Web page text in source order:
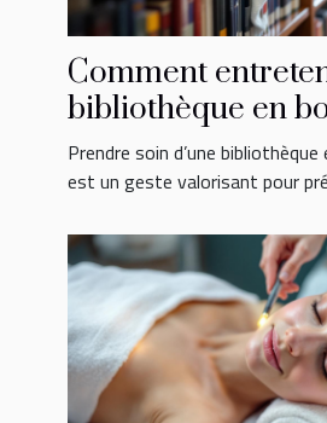
Comment
bibliothèque en
pour une
maximale ?
Prendre soin d’une
est un geste valorisant pour